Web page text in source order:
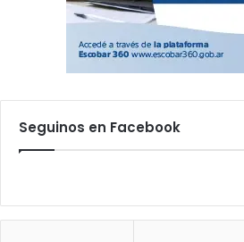
Seguinos en Facebook